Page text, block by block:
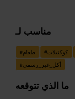
مناسب لـ
#طعام #كوكتيلات
#أكل_غير_رسمي
ما الذي تتوقعه